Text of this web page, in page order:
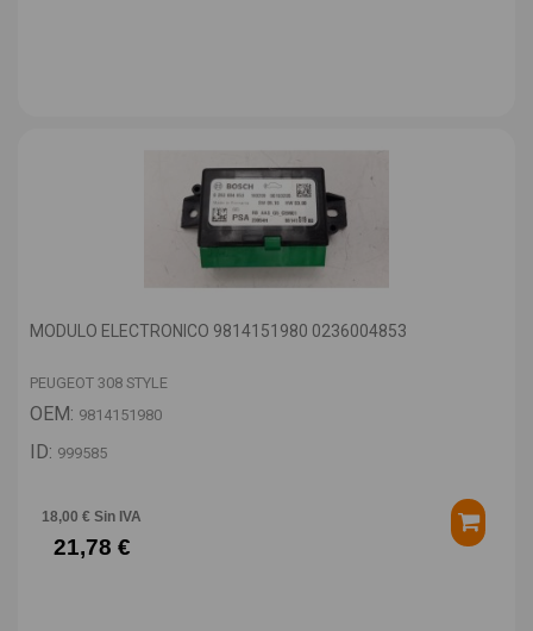
MODULO ELECTRONICO 9814151980 0236004853
PEUGEOT 308 STYLE
OEM: 9814151980
ID: 999585
18,00 € Sin IVA
21,78 €